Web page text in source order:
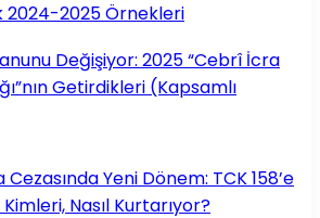
2024-2025 Örnekleri
Değişiyor: 2025 “Cebrî İcra
Getirdikleri (Kapsamlı
Yeni Dönem: TCK 158’e
Nasıl Kurtarıyor?